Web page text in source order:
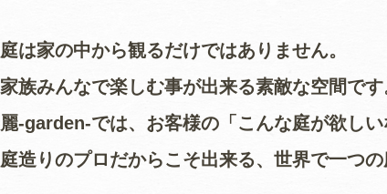
庭は家の中から観るだけではありません。
家族みんなで楽しむ事が出来る素敵な空間です
麗-garden-では、お客様の「こんな庭が欲しい
庭造りのプロだからこそ出来る、世界で一つの